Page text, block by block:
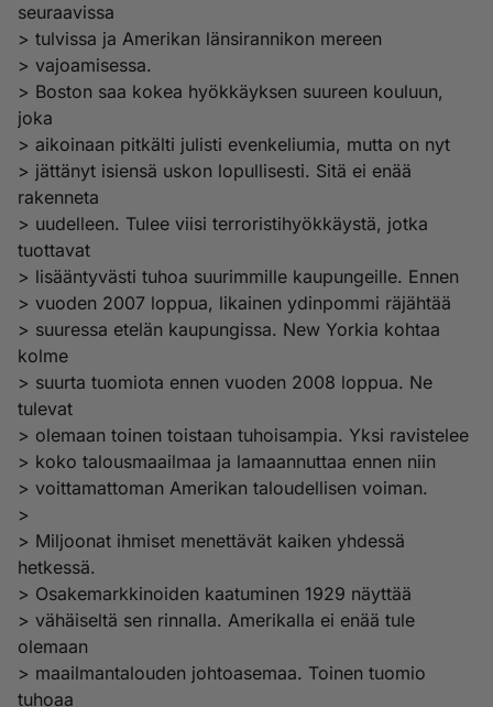
seuraavissa
> tulvissa ja Amerikan länsirannikon mereen
> vajoamisessa.
> Boston saa kokea hyökkäyksen suureen kouluun,
joka
> aikoinaan pitkälti julisti evenkeliumia, mutta on nyt
> jättänyt isiensä uskon lopullisesti. Sitä ei enää
rakenneta
> uudelleen. Tulee viisi terroristihyökkäystä, jotka
tuottavat
> lisääntyvästi tuhoa suurimmille kaupungeille. Ennen
> vuoden 2007 loppua, likainen ydinpommi räjähtää
> suuressa etelän kaupungissa. New Yorkia kohtaa
kolme
> suurta tuomiota ennen vuoden 2008 loppua. Ne
tulevat
> olemaan toinen toistaan tuhoisampia. Yksi ravistelee
> koko talousmaailmaa ja lamaannuttaa ennen niin
> voittamattoman Amerikan taloudellisen voiman.
>
> Miljoonat ihmiset menettävät kaiken yhdessä
hetkessä.
> Osakemarkkinoiden kaatuminen 1929 näyttää
> vähäiseltä sen rinnalla. Amerikalla ei enää tule
olemaan
> maailmantalouden johtoasemaa. Toinen tuomio
tuhoaa